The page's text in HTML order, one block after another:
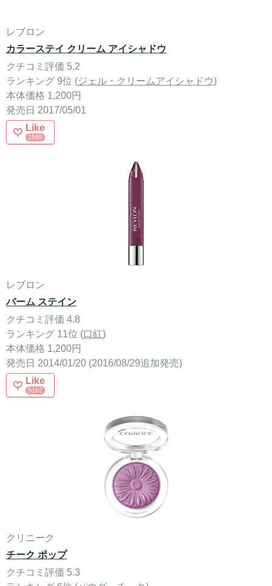
レブロン
カラーステイ クリーム アイシャドウ
クチコミ評価 5.2
ランキング 9位 (ジェル・クリームアイシャドウ)
本体価格 1,200円
発売日 2017/05/01
Like
1589
レブロン
バーム ステイン
クチコミ評価 4.8
ランキング 11位 (口紅)
本体価格 1,200円
発売日 2014/01/20 (2016/08/29追加発売)
Like
5162
クリニーク
チーク ポップ
クチコミ評価 5.3